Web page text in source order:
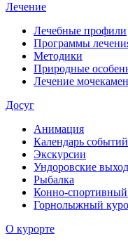
Лечение
Лечебные профили
Программы
Методики
Природные
Лечение
Досуг
Анимация
Календарь событий
Экскурсии
Ундоровские
Рыбалка
Конно-
Горнолыжный
О курорте